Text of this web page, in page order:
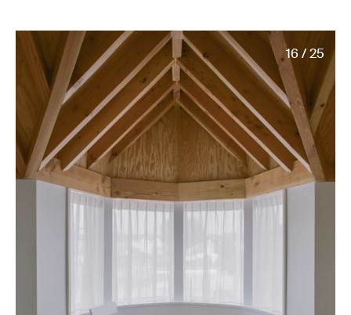
16 / 25